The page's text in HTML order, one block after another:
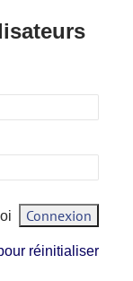
réinitialiser